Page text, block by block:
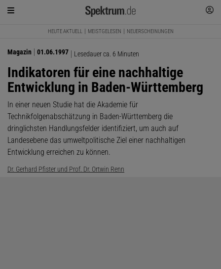
HEUTE AKTUELL MEISTGELESEN NEUERSCHEINUNGEN
Magazin 01.06.1997 Lesedauer ca. 6 Minuten
Indikatoren für eine nachhaltige
Entwicklung in Baden-Württemberg
In einer neuen Studie hat die Akademie für
Technikfolgenabschätzung in Baden-Württemberg die
dringlichsten Handlungsfelder identifiziert, um auch auf
Landesebene das umweltpolitische Ziel einer nachhaltigen
Entwicklung erreichen zu können.
Dr. Gerhard Pfister und Prof. Dr. Ortwin Renn